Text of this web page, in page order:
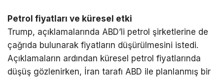
Petrol fiyatları ve küresel etki
Trump, açıklamalarında ABD’li petrol şirketlerine de
çağrıda bulunarak fiyatların düşürülmesini istedi.
Açıklamaların ardından küresel petrol fiyatlarında
düşüş gözlenirken, İran tarafı ABD ile planlanmış bir